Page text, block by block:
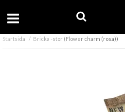
Startsida Bricka -stor (Flower charm (rosa))